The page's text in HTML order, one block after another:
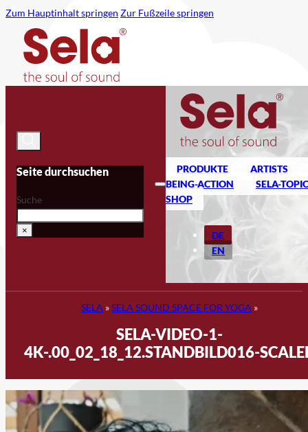
Zum Hauptinhalt springen Zur Fußzeile springen
Seite durchsuchen
Suche
×
PRODUKTE
ARTISTS
BEING-ACTION
SELA-
SHOP
DE
EN
SELA »SELA SOUND SPACE FOR YOGA »
SELA-VIDEO-1-
4K-.00_02_18_12.STANDBILD016-